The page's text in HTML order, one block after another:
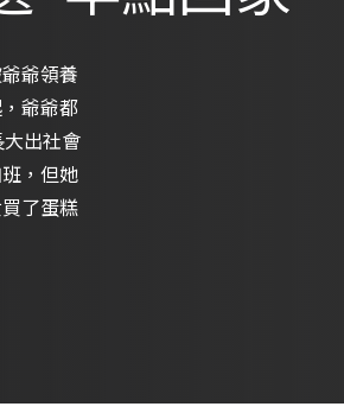
爺領養
爺爺都
出社會
，但她
了蛋糕